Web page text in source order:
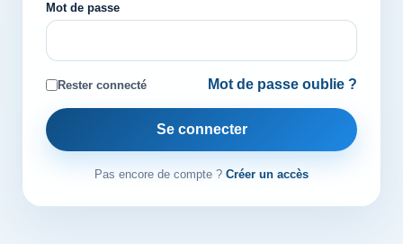
Mot de passe
Rester connecté Mot de passe oublie ?
Se connecter
Pas encore de compte ? Créer un accès